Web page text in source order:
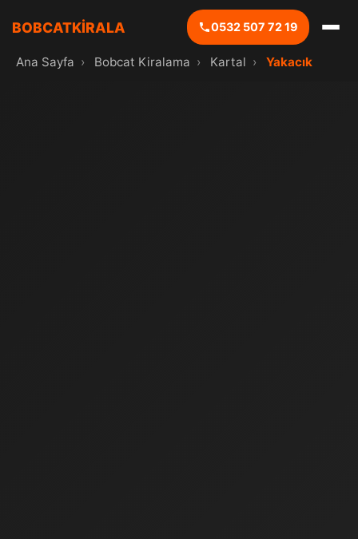
BOBCATKİRALA 0532 507 72 19
Ana Sayfa › Bobcat Kiralama › Kartal › Yakacık